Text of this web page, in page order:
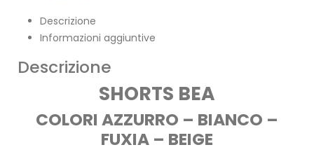
Descrizione
Informazioni aggiuntive
Descrizione
SHORTS BEA
COLORI AZZURRO – BIANCO –
FUXIA – BEIGE